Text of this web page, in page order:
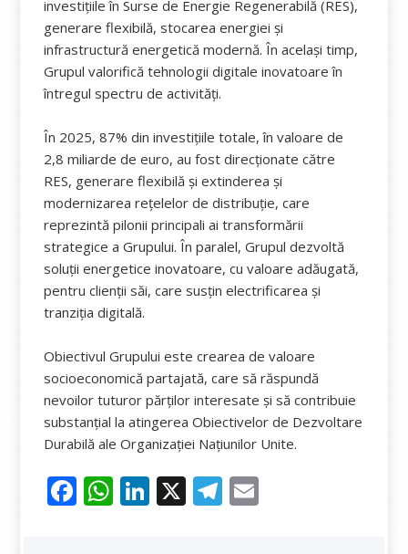
investițiile în Surse de Energie Regenerabilă (RES),
generare flexibilă, stocarea energiei și
infrastructură energetică modernă. În același timp,
Grupul valorifică tehnologii digitale inovatoare în
întregul spectru de activități.
În 2025, 87% din investițiile totale, în valoare de
2,8 miliarde de euro, au fost direcționate către
RES, generare flexibilă și extinderea și
modernizarea rețelelor de distribuție, care
reprezintă pilonii principali ai transformării
strategice a Grupului. În paralel, Grupul dezvoltă
soluții energetice inovatoare, cu valoare adăugată,
pentru clienții săi, care susțin electrificarea și
tranziția digitală.
Obiectivul Grupului este crearea de valoare
socioeconomică partajată, care să răspundă
nevoilor tuturor părților interesate și să contribuie
substanțial la atingerea Obiectivelor de Dezvoltare
Durabilă ale Organizației Națiunilor Unite.
F
ac
W
h
Li
n
X T
el